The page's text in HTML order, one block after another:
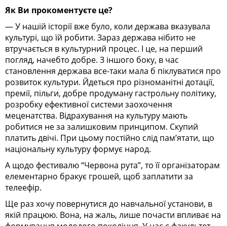
Як Ви прокоментуєте це?
— У нашій історії вже було, коли держава вказувала
культурі, що їй робити. Зараз держава нібито не
втручається в культурний процес. І це, на перший
погляд, начебто добре. З іншого боку, в час
становлення держава все-таки мала б піклуватися про
розвиток культури. Йдеться про різноманітні дотації,
премії, пільги, добре продуману гастрольну політику,
розробку ефективної системи заохочення
меценатства. Відрахування на культуру мають
робитися не за залишковим принципом. Скупий
платить двічі. При цьому постійно слід пам’ятати, що
національну культуру формує народ.
А щодо фестивалю “Червона рута”, то її організаторам
елементарно бракує грошей, щоб заплатити за
телеефір.
Ще раз хочу повернутися до навчальної установи, в
якій працюю. Вона, на жаль, лише почасти впливає на